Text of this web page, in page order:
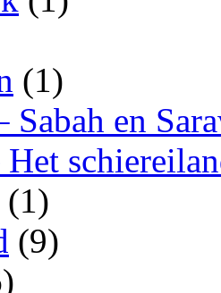
(1)
Sabah en
(1)
(9)